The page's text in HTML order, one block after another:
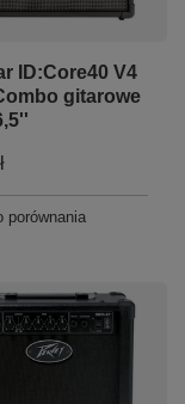
ID:Core40 V4
gitarowe
porównania